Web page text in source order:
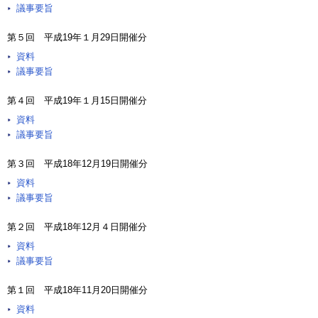
議事要旨
第５回 平成19年１月29日開催分
資料
議事要旨
第４回 平成19年１月15日開催分
資料
議事要旨
第３回 平成18年12月19日開催分
資料
議事要旨
第２回 平成18年12月４日開催分
資料
議事要旨
第１回 平成18年11月20日開催分
資料